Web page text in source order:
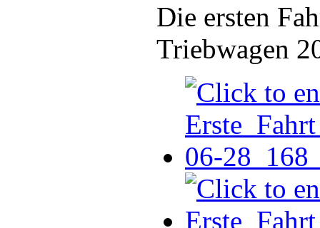
Die ersten
Triebwagen